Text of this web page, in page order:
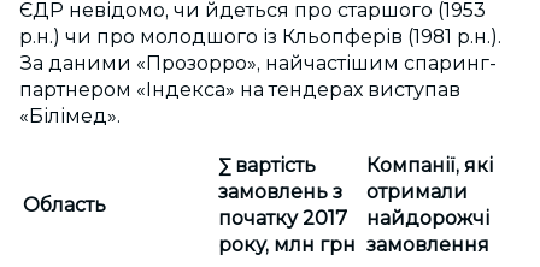
ЄДР невідомо, чи йдеться про старшого (1953
р.н.) чи про молодшого із Кльопферів (1981 р.н.).
За даними «Прозорро», найчастішим спаринг-
партнером «Індекса» на тендерах виступав
«Білімед».
Область
∑ вартість
замовлень з
початку 2017
року, млн грн
Компанії, які
отримали
найдорожчі
замовлення